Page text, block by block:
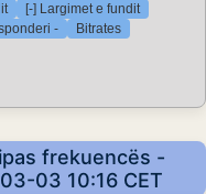
[-] Largimet e fundit
- Bitrates
frekuencës -
03 10:16 CET